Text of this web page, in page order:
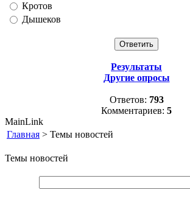
Кротов
Дышеков
Результаты
Другие опросы
Ответов: 793
Комментариев: 5
MainLink
Главная > Темы новостей
Темы новостей